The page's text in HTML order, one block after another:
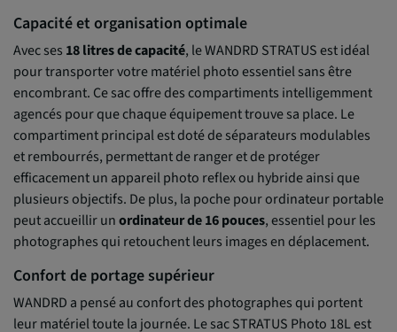
Capacité et organisation optimale
Avec ses 18 litres de capacité, le WANDRD STRATUS est idéal
pour transporter votre matériel photo essentiel sans être
encombrant. Ce sac offre des compartiments intelligemment
agencés pour que chaque équipement trouve sa place. Le
compartiment principal est doté de séparateurs modulables
et rembourrés, permettant de ranger et de protéger
efficacement un appareil photo reflex ou hybride ainsi que
plusieurs objectifs. De plus, la poche pour ordinateur portable
peut accueillir unordinateur de 16 pouces, essentiel pour les
photographes qui retouchent leurs images en déplacement.
Confort de portage supérieur
WANDRD a pensé au confort des photographes qui portent
leur matériel toute la journée. Le sac STRATUS Photo 18L est